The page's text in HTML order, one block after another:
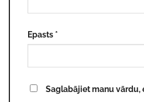
Epasts *
Saglabājiet manu vārdu,